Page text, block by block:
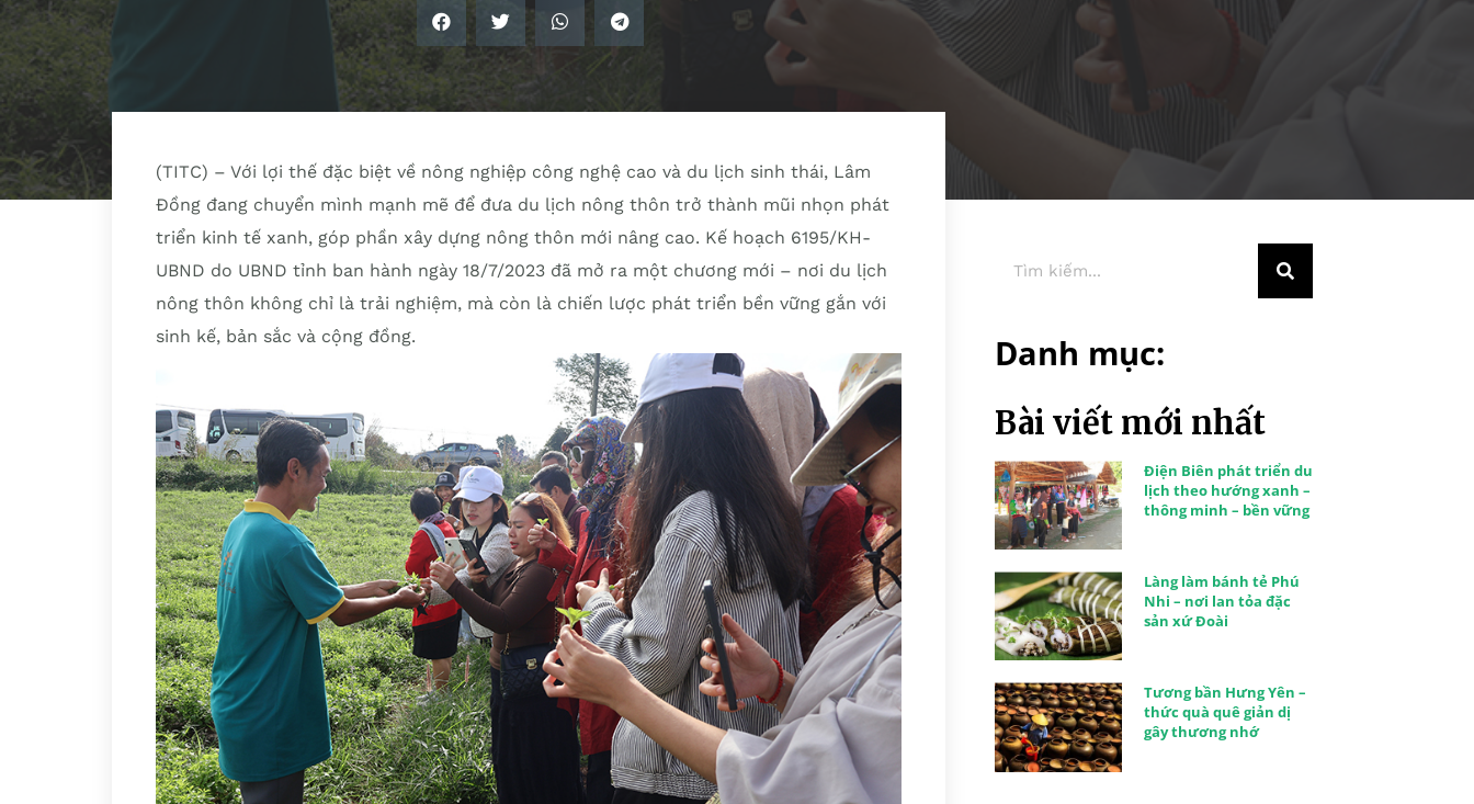
(TITC) – Với lợi thế đặc biệt về nông nghiệp công nghệ cao và du lịch sinh thái, Lâm
Đồng đang chuyển mình mạnh mẽ để đưa du lịch nông thôn trở thành mũi nhọn phát
triển kinh tế xanh, góp phần xây dựng nông thôn mới nâng cao. Kế hoạch 6195/KH-
UBND do UBND tỉnh ban hành ngày 18/7/2023 đã mở ra một chương mới – nơi du lịch
nông thôn không chỉ là trải nghiệm, mà còn là chiến lược phát triển bền vững gắn với
sinh kế, bản sắc và cộng đồng.
Danh mục:
Bài viết mới nhất
Điện Biên phát triển du
lịch theo hướng xanh –
thông minh – bền vững
Làng làm bánh tẻ Phú
Nhi – nơi lan tỏa đặc
sản xứ Đoài
Tương bần Hưng Yên –
thức quà quê giản dị
gây thương nhớ